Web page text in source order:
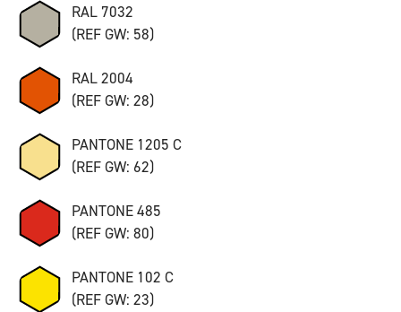
RAL 7032
(REF GW: 58)
RAL 2004
(REF GW: 28)
PANTONE 1205 C
(REF GW: 62)
PANTONE 485
(REF GW: 80)
PANTONE 102 C
(REF GW: 23)